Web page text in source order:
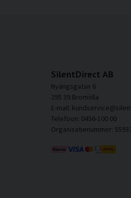
SilentDirect AB
Nyängsgatan 6
295 39 Bromölla
E-mail:
Telefoon: 0456-100 00
Organisatienummer: